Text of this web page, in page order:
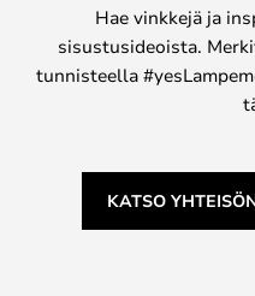
Hae vinkkejä ja
sisustusideoista.
tunnisteella
KATSO